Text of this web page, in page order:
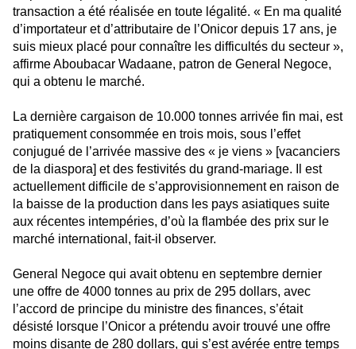
transaction a été réalisée en toute légalité. « En ma qualité
d’importateur et d’attributaire de l’Onicor depuis 17 ans, je
suis mieux placé pour connaître les difficultés du secteur »,
affirme Aboubacar Wadaane, patron de General Negoce,
qui a obtenu le marché.
La dernière cargaison de 10.000 tonnes arrivée fin mai, est
pratiquement consommée en trois mois, sous l’effet
conjugué de l’arrivée massive des « je viens » [vacanciers
de la diaspora] et des festivités du grand-mariage. Il est
actuellement difficile de s’approvisionnement en raison de
la baisse de la production dans les pays asiatiques suite
aux récentes intempéries, d’où la flambée des prix sur le
marché international, fait-il observer.
General Negoce qui avait obtenu en septembre dernier
une offre de 4000 tonnes au prix de 295 dollars, avec
l’accord de principe du ministre des finances, s’était
désisté lorsque l’Onicor a prétendu avoir trouvé une offre
moins disante de 280 dollars, qui s’est avérée entre temps